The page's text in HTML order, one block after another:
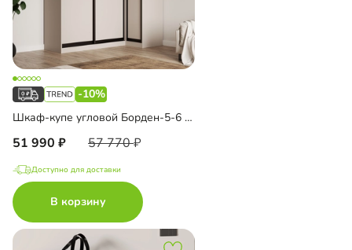
-10%
Шкаф-купе угловой Борден-5-6 1100
51 990 57 770
Доступно для доставки
В корзину